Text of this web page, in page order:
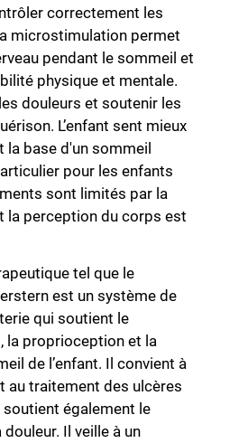
correctement les
microstimulation permet
pendant le sommeil et
physique et mentale.
douleurs et soutenir les
L’enfant sent mieux
la base d'un sommeil
pour les enfants
sont limités par la
la perception du corps est
tel que le
est un système de
qui soutient le
la proprioception et la
de l’enfant. Il convient à
au traitement des ulcères
également le
Il veille à un